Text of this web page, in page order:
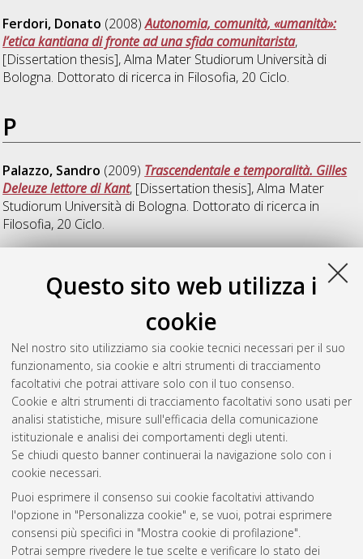
Questo sito web utilizza i
cookie
Nel nostro sito utilizziamo sia cookie tecnici necessari per il suo
funzionamento, sia cookie e altri strumenti di tracciamento
facoltativi che potrai attivare solo con il tuo consenso.
Cookie e altri strumenti di tracciamento facoltativi sono usati per
analisi statistiche, misure sull'efficacia della comunicazione
istituzionale e analisi dei comportamenti degli utenti.
Se chiudi questo banner continuerai la navigazione solo con i
cookie necessari.
Puoi esprimere il consenso sui cookie facoltativi attivando
l'opzione in "Personalizza cookie" e, se vuoi, potrai esprimere
consensi più specifici in "Mostra cookie di profilazione".
Potrai sempre rivedere le tue scelte e verificare lo stato dei
Ferdori, Donato (2008)Autonomia, comunità, «umanità»:
l’etica kantiana di fronte ad una sfida comunitarista,
[Dissertation thesis], Alma Mater Studiorum Università di
Bologna. Dottorato di ricerca in Filosofia, 20 Ciclo.
P
Palazzo, Sandro (2009) Trascendentale e temporalità. Gilles
Deleuze lettore di Kant, [Dissertation thesis], Alma Mater
Studiorum Università di Bologna. Dottorato di ricerca in
Filosofia, 20 Ciclo.
(2009)Libertà e autocoscienza in Kant
tra conoscenza teoretica e filosofia morale
thesis], Alma Mater Studiorum Università di Bologna.
Dottorato di ricerca inFilosofia , 20 Ciclo.
Questa lista e' stata generata ilSun Aug 9 20:43:36 2026
Atom
Rss 1.0
Rss 2.0